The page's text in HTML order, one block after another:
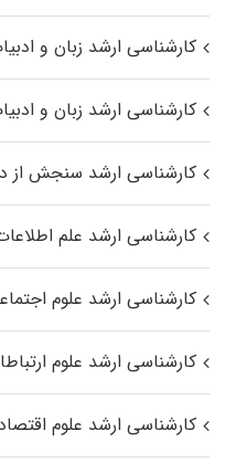
کارشناسی ارشد زبان و
کارشناسی ارشد زبان و
کارشناسی ارشد سنجش از
کارشناسی ارشد علم
کارشناسی ارشد علوم
کارشناسی ارشد علوم
کارشناسی ارشد علوم